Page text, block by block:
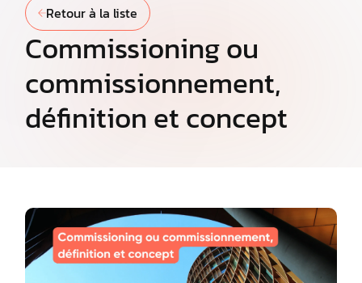
Retour à la liste
Commissioning ou
commissionnement,
définition et concept